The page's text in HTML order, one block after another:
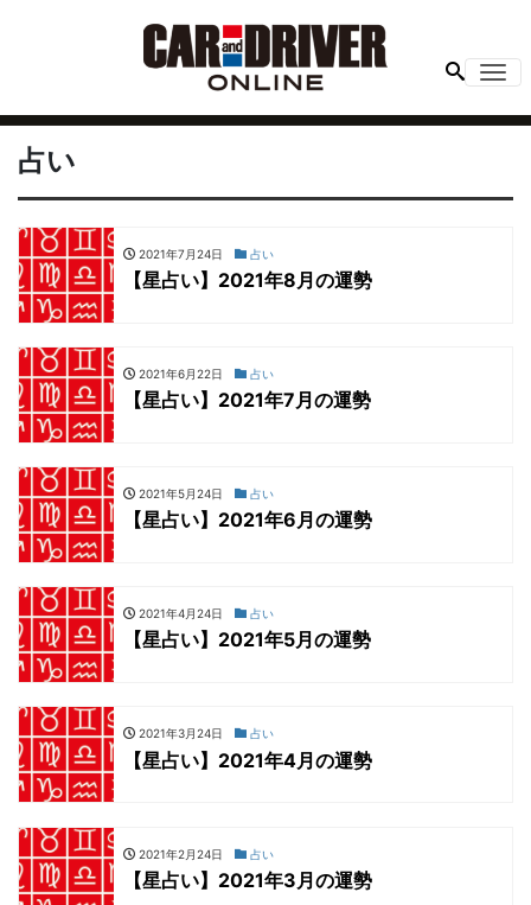
占い
2021年7月24日 占い
【星占い】2021年8月の運勢
2021年6月22日 占い
【星占い】2021年7月の運勢
2021年5月24日 占い
【星占い】2021年6月の運勢
2021年4月24日 占い
【星占い】2021年5月の運勢
2021年3月24日 占い
【星占い】2021年4月の運勢
2021年2月24日 占い
【星占い】2021年3月の運勢